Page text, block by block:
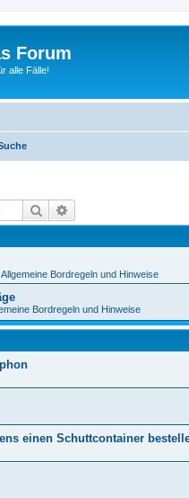
Forum
alle Fälle!
Suche
Allgemeine Bordregeln und Hinweise
Bordregeln und Hinweise
einen Schuttcontainer